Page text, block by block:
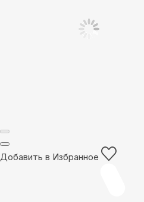
Добавить в Избранное